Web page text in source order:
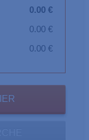
0.00 €
0.00 €
0.00 €